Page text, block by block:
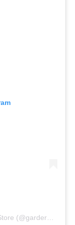
A post shared by GARDEROBA Concept Store (@garderobastore)